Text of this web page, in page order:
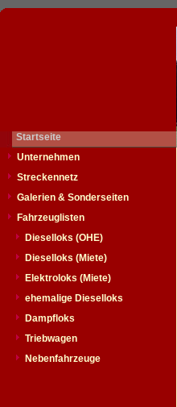
Startseite
Unternehmen
Streckennetz
Galerien & Sonderseiten
Fahrzeuglisten
Dieselloks (OHE)
Dieselloks (Miete)
Elektroloks (Miete)
ehemalige Dieselloks
Dampfloks
Triebwagen
Nebenfahrzeuge